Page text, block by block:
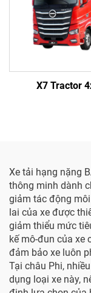
X7 Tractor
Xe tải hạng nặng
thông minh dành
giảm tác động
lai của xe được
giảm thiểu mức
kế mô-đun của xe
đảm bảo xe luôn
Tại châu Phi,
dụng loại xe này,